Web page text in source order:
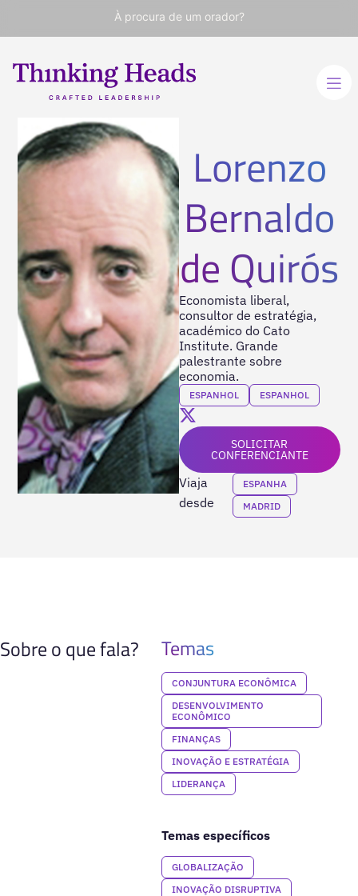
À procura de um orador?
Lorenzo
Bernaldo
de Quirós
Economista liberal,
consultor de estratégia,
académico do Cato
Institute. Grande
palestrante sobre
economia.
ESPANHOL ESPANHOL
SOLICITAR
CONFERENCIANTE
Viaja
desde
ESPANHA
MADRID
Sobre o que fala? Temas
CONJUNTURA ECONÔMICA
DESENVOLVIMENTO
ECONÔMICO
FINANÇAS
INOVAÇÃO E ESTRATÉGIA
LIDERANÇA
Temas específicos
GLOBALIZAÇÃO
INOVAÇÃO DISRUPTIVA